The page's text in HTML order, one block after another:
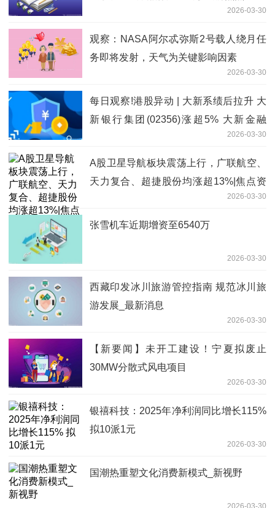
2026-03-30
观察：NASA阿尔忒弥斯2号载人绕月任
务即将发射，天气为关键影响因素
2026-03-30
每日观察!港股异动 | 大新系绩后拉升 大
新银行集团(02356)涨超5% 大新金融
2026-03-30
A股卫星导航板块震荡上行，广联航空、
天力复合、超捷股份均涨超13%|焦点资
2026-03-30
张雪机车近期增资至6540万
2026-03-30
西藏印发冰川旅游管控指南 规范冰川旅
游发展_最新消息
2026-03-30
【新要闻】未开工建设！宁夏拟废止
30MW分散式风电项目
2026-03-30
银禧科技：2025年净利润同比增长115%
拟10派1元
2026-03-30
国潮热重塑文化消费新模式_新视野
2026-03-30